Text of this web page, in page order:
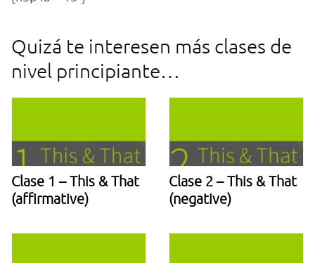
Quizá te interesen más clases de
nivel principiante…​
Clase 1 – This & That
(affirmative)
Clase 2 – This & That
(negative)